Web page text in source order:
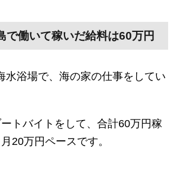
で働いて稼いだ給料は60万円
水浴場で、海の家の仕事をしてい
トバイトをして、合計60万円稼
20万円ペースです。